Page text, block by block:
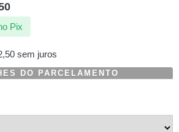
sem juros
Pix
DO PARCELAMENTO